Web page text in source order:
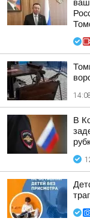
В